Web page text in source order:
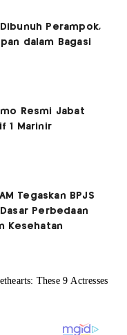
Perampok,
dalam Bagasi
Resmi Jabat
1 Marinir
Tegaskan BPJS
Perbedaan
Kesehatan